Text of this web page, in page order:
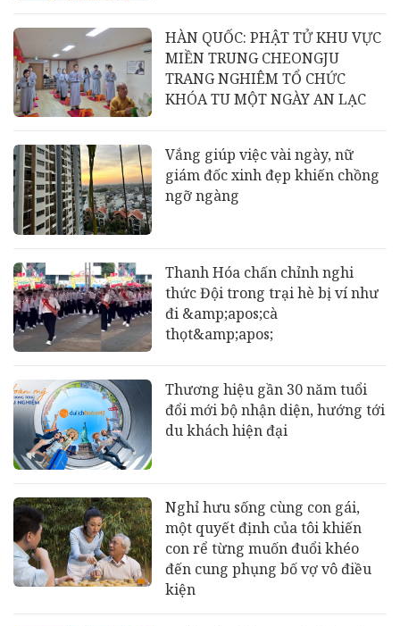
HÀN QUỐC: PHẬT TỬ KHU VỰC
MIỀN TRUNG CHEONGJU
TRANG NGHIÊM TỔ CHỨC
KHÓA TU MỘT NGÀY AN LẠC
Vắng giúp việc vài ngày, nữ
giám đốc xinh đẹp khiến chồng
ngỡ ngàng
Thanh Hóa chấn chỉnh nghi
thức Đội trong trại hè bị ví như
đi &amp;apos;cà
thọt&amp;apos;
Thương hiệu gần 30 năm tuổi
đổi mới bộ nhận diện, hướng tới
du khách hiện đại
Nghỉ hưu sống cùng con gái,
một quyết định của tôi khiến
con rể từng muốn đuổi khéo
đến cung phụng bố vợ vô điều
kiện